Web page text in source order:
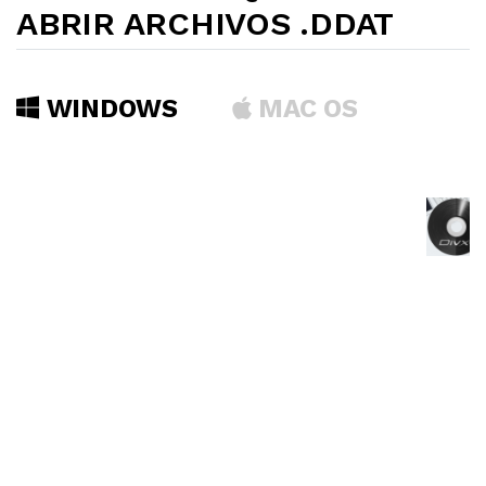
ABRIR ARCHIVOS .DDAT
WINDOWS MAC OS